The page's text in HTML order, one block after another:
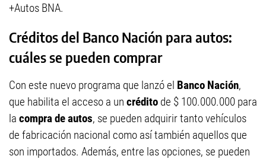
+Autos BNA.
Créditos del Banco Nación para autos:
cuáles se pueden comprar
Con este nuevo programa que lanzó el Banco Nación,
que habilita el acceso a un crédito de $ 100.000.000 para
la compra de autos, se pueden adquirir tanto vehículos
de fabricación nacional como así también aquellos que
son importados. Además, entre las opciones, se pueden